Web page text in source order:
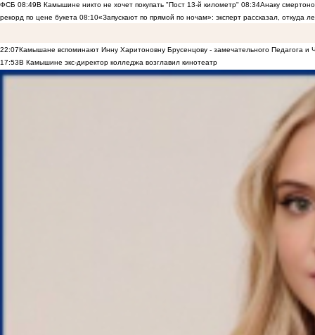
ФСБ 08:49В Камышине никто не хочет покупать "Пост 13-й километр" 08:34Анаку
рекорд по цене букета 08:10«Запускают по прямой по ночам»: эксперт рассказал, откуда
22:07Камышане вспоминают Инну Харитоновну Брусенцову - замечательного Педагога и
17:53В Камышине экс-директор колледжа возглавил кинотеатр